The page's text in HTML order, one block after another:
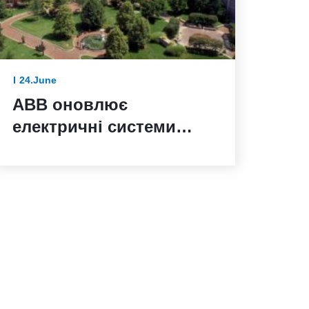
24.June
ABB оновлює
електричні системи